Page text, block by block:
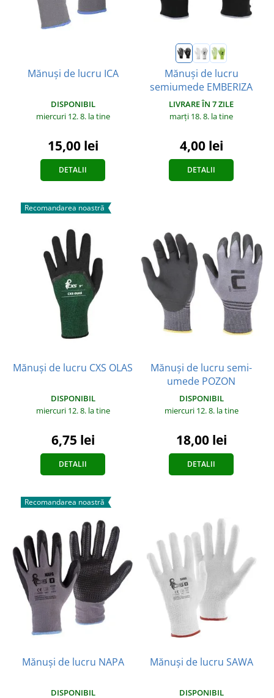
Mănuși de lucru ICA
DISPONIBIL
miercuri 12. 8. la tine
15,00 lei
DETALII
Mănuși de lucru
semiumede EMBERIZA
LIVRARE ÎN 7 ZILE
marți 18. 8. la tine
4,00 lei
DETALII
Recomandarea noastră
Mănuși de lucru CXS OLAS
DISPONIBIL
miercuri 12. 8. la tine
6,75 lei
DETALII
Mănuși de lucru semi-
umede POZON
DISPONIBIL
miercuri 12. 8. la tine
18,00 lei
DETALII
Recomandarea noastră
Mănuși de lucru NAPA
DISPONIBIL
Mănuși de lucru SAWA
DISPONIBIL